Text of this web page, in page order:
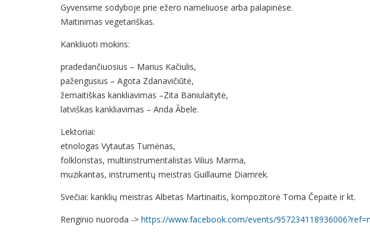
Gyvensime sodyboje prie ežero nameliuose arba palapinėse.
Maitinimas vegetariškas.
Kankliuoti mokins:
pradedančiuosius – Marius Kačiulis,
pažengusius – Agota Zdanavičiūtė,
žemaitiškas kankliavimas –Zita Baniulaitytė,
latviškas kankliavimas – Anda Ābele.
Lektoriai:
etnologas Vytautas Tumėnas,
folkloristas, multiinstrumentalistas Vilius Marma,
muzikantas, instrumentų meistras Guillaume Diamrek.
Svečiai: kanklių meistras Albetas Martinaitis, kompozitorė Toma Čepaitė ir kt.
Renginio nuoroda -> https://www.facebook.com/events/